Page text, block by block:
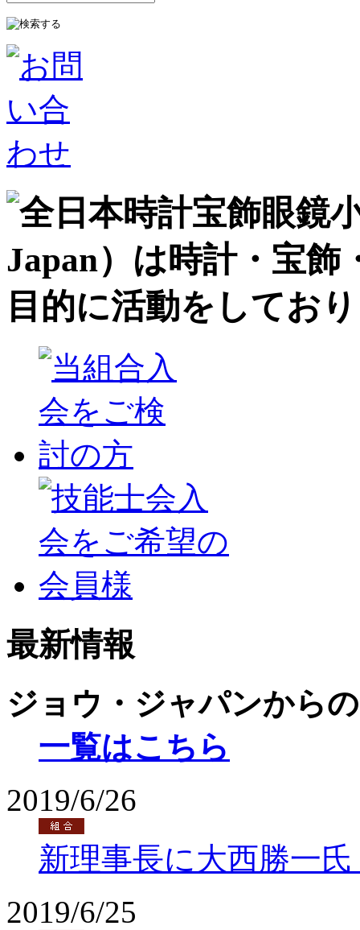
最新情報
ジョウ・ジャパンから
一覧はこちら
2019/6/26
新理事長に大西勝一
2019/6/25